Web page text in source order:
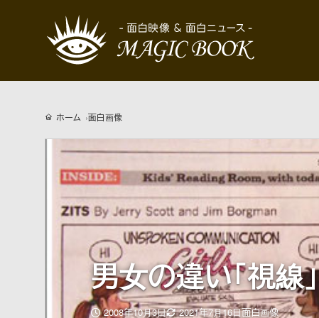
ホーム 面白画像
男女の違い「視線」
2008年10月3日 2021年7月16日更
面白画像